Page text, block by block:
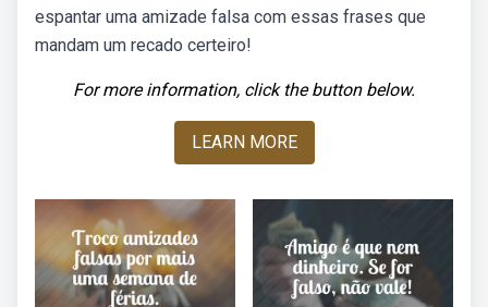
espantar uma amizade falsa com essas frases que
mandam um recado certeiro!
For more information, click the button below.
LEARN MORE